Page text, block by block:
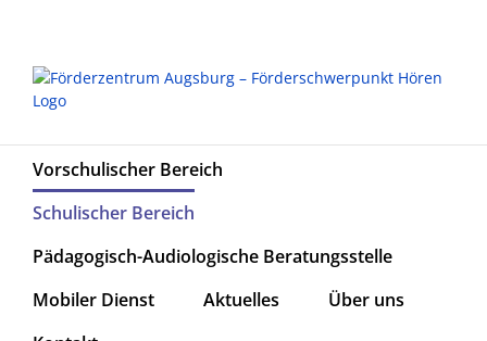
Vorschulischer Bereich
Schulischer Bereich
Pädagogisch-Audiologische Beratungsstelle
Mobiler Dienst
Aktuelles
Über uns